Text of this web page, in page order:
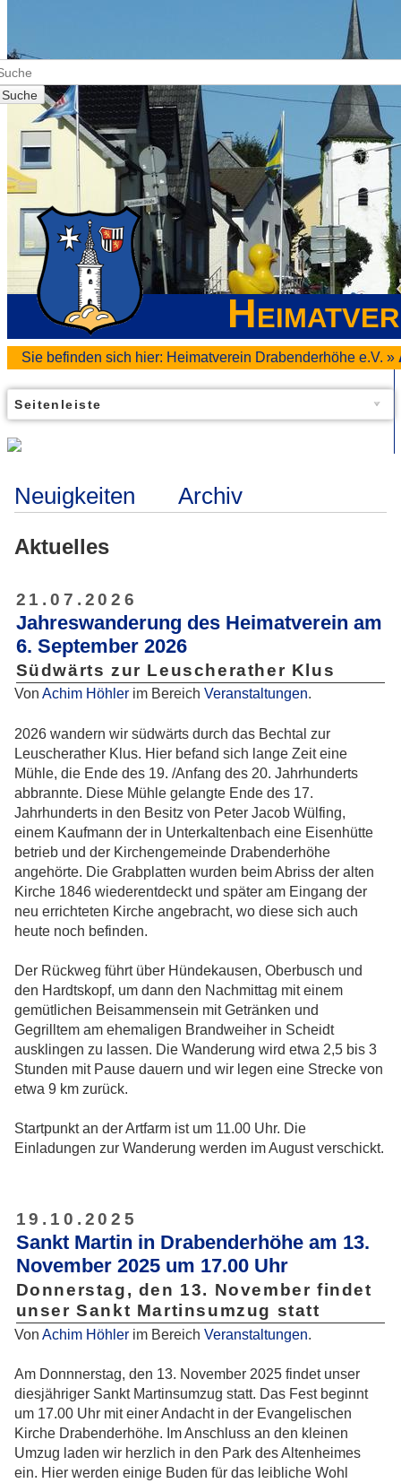
Suche
Sie befinden sich hier: Heimatverein Drabenderhöhe e.V. »
Seitenleiste
Neuigkeiten Archiv
Aktuelles
21.07.2026
Jahreswanderung des Heimatverein am
6. September 2026
Südwärts zur Leuscherather Klus
Von Achim Höhler im Bereich Veranstaltungen.
2026 wandern wir südwärts durch das Bechtal zur
Leuscherather Klus. Hier befand sich lange Zeit eine
Mühle, die Ende des 19. /Anfang des 20. Jahrhunderts
abbrannte. Diese Mühle gelangte Ende des 17.
Jahrhunderts in den Besitz von Peter Jacob Wülfing,
einem Kaufmann der in Unterkaltenbach eine Eisenhütte
betrieb und der Kirchengemeinde Drabenderhöhe
angehörte. Die Grabplatten wurden beim Abriss der alten
Kirche 1846 wiederentdeckt und später am Eingang der
neu errichteten Kirche angebracht, wo diese sich auch
heute noch befinden.
Der Rückweg führt über Hündekausen, Oberbusch und
den Hardtskopf, um dann den Nachmittag mit einem
gemütlichen Beisammensein mit Getränken und
Gegrilltem am ehemaligen Brandweiher in Scheidt
ausklingen zu lassen. Die Wanderung wird etwa 2,5 bis 3
Stunden mit Pause dauern und wir legen eine Strecke von
etwa 9 km zurück.
Startpunkt an der Artfarm ist um 11.00 Uhr. Die
Einladungen zur Wanderung werden im August verschickt.
19.10.2025
Sankt Martin in Drabenderhöhe am 13.
November 2025 um 17.00 Uhr
Donnerstag, den 13. November findet
unser Sankt Martinsumzug statt
Von Achim Höhler im Bereich Veranstaltungen.
Am Donnnerstag, den 13. November 2025 findet unser
diesjähriger Sankt Martinsumzug statt. Das Fest beginnt
um 17.00 Uhr mit einer Andacht in der Evangelischen
Kirche Drabenderhöhe. Im Anschluss an den kleinen
Umzug laden wir herzlich in den Park des Altenheimes
ein. Hier werden einige Buden für das leibliche Wohl